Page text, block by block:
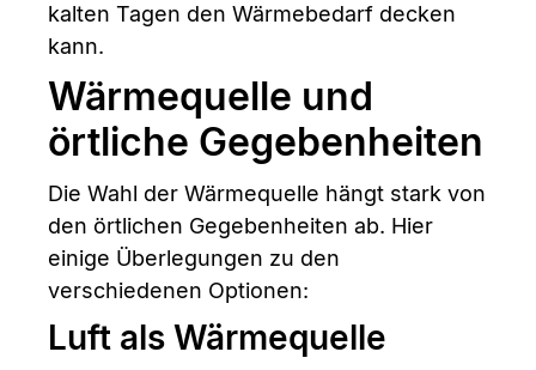
kalten Tagen den Wärmebedarf decken
kann.
Wärmequelle und
örtliche Gegebenheiten
Die Wahl der Wärmequelle hängt stark von
den örtlichen Gegebenheiten ab. Hier
einige Überlegungen zu den
verschiedenen Optionen:
Luft als Wärmequelle